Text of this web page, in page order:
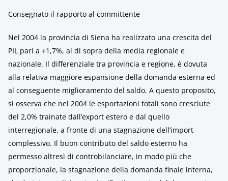
Consegnato il rapporto al committente
Nel 2004 la provincia di Siena ha realizzato una crescita del
PIL pari a +1,7%, al di sopra della media regionale e
nazionale. Il differenziale tra provincia e regione, è dovuta
alla relativa maggiore espansione della domanda esterna ed
al conseguente miglioramento del saldo. A questo proposito,
si osserva che nel 2004 le esportazioni totali sono cresciute
del 2,0% trainate dall’export estero e dal quello
interregionale, a fronte di una stagnazione dell’import
complessivo. Il buon contributo del saldo esterno ha
permesso altresì di controbilanciare, in modo più che
proporzionale, la stagnazione della domanda finale interna,